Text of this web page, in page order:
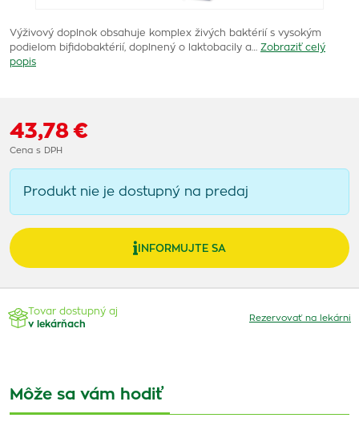
Výživový doplnok obsahuje komplex živých baktérií s vysokým
podielom bifidobaktérií, doplnený o laktobacily a…
Zobraziť celý
popis
43,78 €
Cena s DPH
Produkt nie je dostupný na predaj
INFORMUJTE SA
Tovar dostupný aj
v lekárňach
Rezervovať na lekárni
Môže sa vám hodiť